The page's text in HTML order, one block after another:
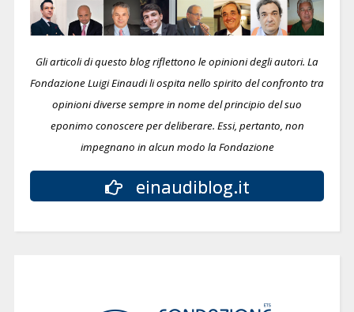
Gli articoli di questo blog riflettono le opinioni degli autori. La
Fondazione Luigi Einaudi li ospita nello spirito del confronto tra
opinioni diverse sempre in nome del principio del suo
eponimo conoscere per deliberare. Essi, pertanto, non
impegnano in alcun modo la Fondazione
einaudiblog.it